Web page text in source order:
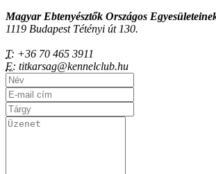
Magyar Ebtenyésztők Országos
1119 Budapest Tétényi út 130.
T: +36 70 465 3911
E: titkarsag@kennelclub.hu